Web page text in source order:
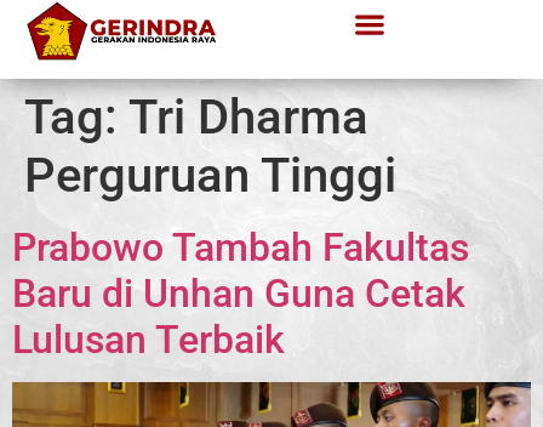
Tag: Tri Dharma
Perguruan Tinggi
Prabowo Tambah Fakultas
Baru di Unhan Guna Cetak
Lulusan Terbaik